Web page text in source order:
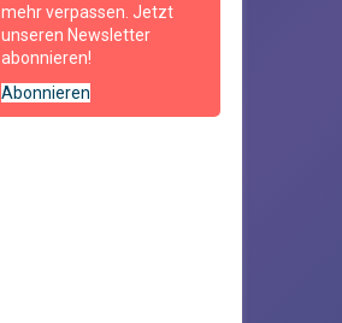
mehr verpassen. Jetzt
unseren Newsletter
abonnieren!
Abonnieren